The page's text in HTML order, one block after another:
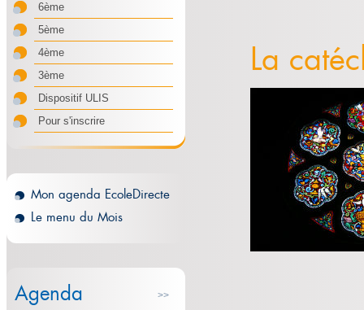
6ème
5ème
4ème
3ème
Dispositif ULIS
Pour s'inscrire
Mon agenda EcoleDirecte
Le menu du Mois
>>
Agenda
La